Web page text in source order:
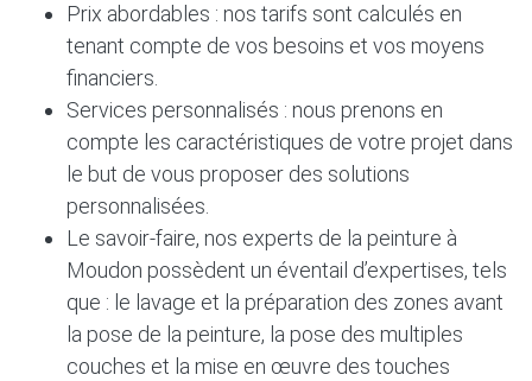
Prix abordables : nos tarifs sont calculés en
tenant compte de vos besoins et vos moyens
financiers.
Services personnalisés : nous prenons en
compte les caractéristiques de votre projet dans
le but de vous proposer des solutions
personnalisées.
Le savoir-faire, nos experts de la peinture à
Moudon possèdent un éventail d’expertises, tels
que : le lavage et la préparation des zones avant
la pose de la peinture, la pose des multiples
couches et la mise en œuvre des touches